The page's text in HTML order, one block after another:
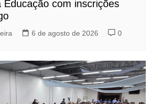
Educação com inscrições
6 de agosto de 2026 0